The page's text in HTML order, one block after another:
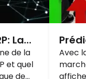
La
sa
de la
et quel
de
prix
Avec